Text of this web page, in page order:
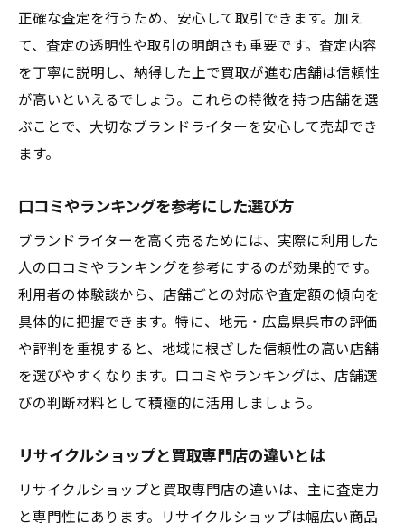
正確な査定を行うため、安心して取引できます。加え
て、査定の透明性や取引の明朗さも重要です。査定内容
を丁寧に説明し、納得した上で買取が進む店舗は信頼性
が高いといえるでしょう。これらの特徴を持つ店舗を選
ぶことで、大切なブランドライターを安心して売却でき
ます。
口コミやランキングを参考にした選び方
ブランドライターを高く売るためには、実際に利用した
人の口コミやランキングを参考にするのが効果的です。
利用者の体験談から、店舗ごとの対応や査定額の傾向を
具体的に把握できます。特に、地元・広島県呉市の評価
や評判を重視すると、地域に根ざした信頼性の高い店舗
を選びやすくなります。口コミやランキングは、店舗選
びの判断材料として積極的に活用しましょう。
リサイクルショップと買取専門店の違いとは
リサイクルショップと買取専門店の違いは、主に査定力
と専門性にあります。リサイクルショップは幅広い商品